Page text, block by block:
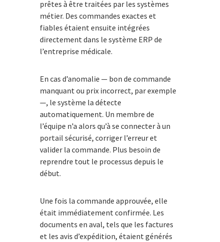
prêtes à être traitées par les systèmes
métier. Des commandes exactes et
fiables étaient ensuite intégrées
directement dans le système ERP de
l’entreprise médicale.
En cas d’anomalie — bon de commande
manquant ou prix incorrect, par exemple
—, le système la détecte
automatiquement. Un membre de
l’équipe n’a alors qu’à se connecter à un
portail sécurisé, corriger l’erreur et
valider la commande. Plus besoin de
reprendre tout le processus depuis le
début.
Une fois la commande approuvée, elle
était immédiatement confirmée. Les
documents en aval, tels que les factures
et les avis d’expédition, étaient générés